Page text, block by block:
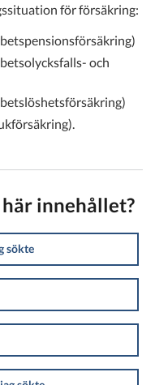
för försäkring:
och
innehållet?
sökte